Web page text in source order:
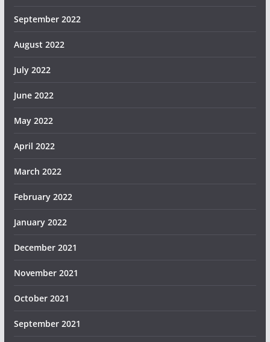
September 2022
August 2022
July 2022
June 2022
May 2022
April 2022
March 2022
February 2022
January 2022
December 2021
November 2021
October 2021
September 2021